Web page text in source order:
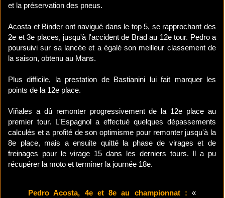
et la préservation des pneus.
Acosta et Binder ont navigué dans le top 5, se rapprochant des
2e et 3e places, jusqu'à l'accident de Brad au 12e tour. Pedro a
poursuivi sur sa lancée et a égalé son meilleur classement de
la saison, obtenu au Mans.
Plus difficile, la prestation de Bastianini lui fait marquer les
points de la 12e place.
Viñales a dû remonter progressivement de la 12e place au
premier tour. L'Espagnol a effectué quelques dépassements
calculés et a profité de son optimisme pour remonter jusqu'à la
8e place, mais a ensuite quitté la phase de virages et de
freinages pour le virage 15 dans les derniers tours. Il a pu
récupérer la moto et terminer la journée 18e.
Pedro Acosta, 4e et 8e au championnat : «